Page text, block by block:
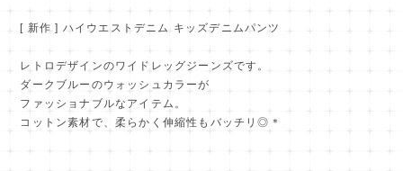
[ 新作 ] ハイウエストデニム キッズデニムパンツ
レトロデザインのワイドレッグジーンズです。
ダークブルーのウォッシュカラーが
ファッショナブルなアイテム。
コットン素材で、柔らかく伸縮性もバッチリ◎＊